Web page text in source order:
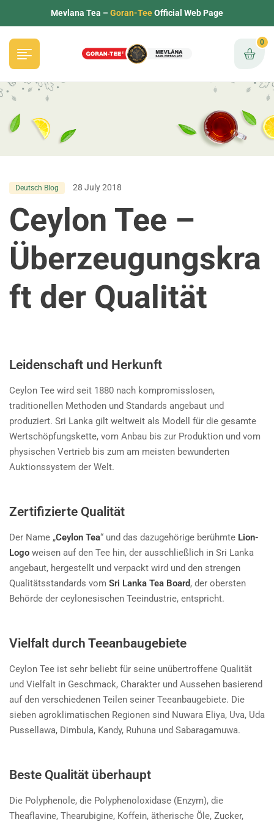
Mevlana Tea –Goran-TeeOfficial Web Page
0
Deutsch Blog 28 July 2018
Ceylon Tee –
Überzeugungskra
ft der Qualität
Leidenschaft und Herkunft
Ceylon Tee wird seit 1880 nach kompromisslosen,
traditionellen Methoden und Standards angebaut und
produziert. Sri Lanka gilt weltweit als Modell für die gesamte
Wertschöpfungskette, vom Anbau bis zur Produktion und vom
physischen Vertrieb bis zum am meisten bewunderten
Auktionssystem der Welt.
Zertifizierte Qualität
Der Name „Ceylon Tea“ und das dazugehörige berühmte Lion-
Logo weisen auf den Tee hin, der ausschließlich in Sri Lanka
angebaut, hergestellt und verpackt wird und den strengen
Qualitätsstandards vom Sri Lanka Tea Board, der obersten
Behörde der ceylonesischen Teeindustrie, entspricht.
Vielfalt durch Teeanbaugebiete
Ceylon Tee ist sehr beliebt für seine unübertroffene Qualität
und Vielfalt in Geschmack, Charakter und Aussehen basierend
auf den verschiedenen Teilen seiner Teeanbaugebiete. Die
sieben agroklimatischen Regionen sind Nuwara Eliya, Uva, Uda
Pussellawa, Dimbula, Kandy, Ruhuna und Sabaragamuwa.
Beste Qualität überhaupt
Die Polyphenole, die Polyphenoloxidase (Enzym), die
Theaflavine, Thearubigine, Koffein, ätherische Öle, Zucker,